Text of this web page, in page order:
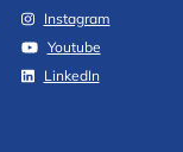
Instagram
Youtube
LinkedIn